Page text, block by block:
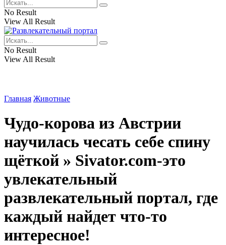
No Result
View All Result
No Result
View All Result
Главная Животные
Чудо-корова из Австрии
научилась чесать себе спину
щёткой » Sivator.com-это
увлекательный
развлекательный портал, где
каждый найдет что-то
интересное!